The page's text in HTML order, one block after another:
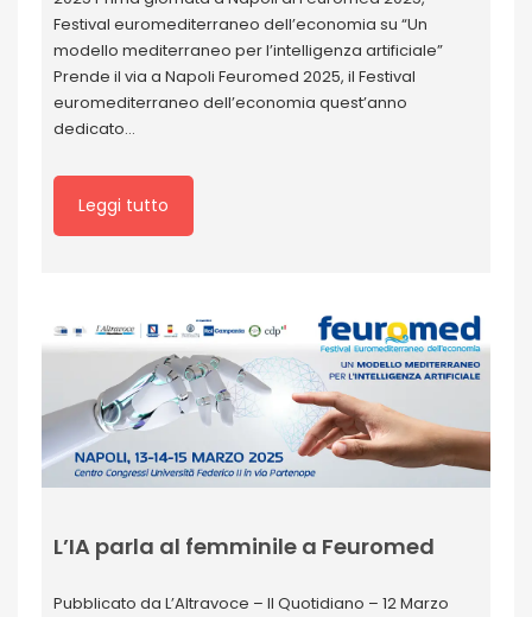
Festival euromediterraneo dell’economia su “Un
modello mediterraneo per l’intelligenza artificiale”
Prende il via a Napoli Feuromed 2025, il Festival
euromediterraneo dell’economia quest’anno
dedicato…
Leggi tutto
L’IA parla al femminile a Feuromed
Pubblicato da L’Altravoce – Il Quotidiano – 12 Marzo